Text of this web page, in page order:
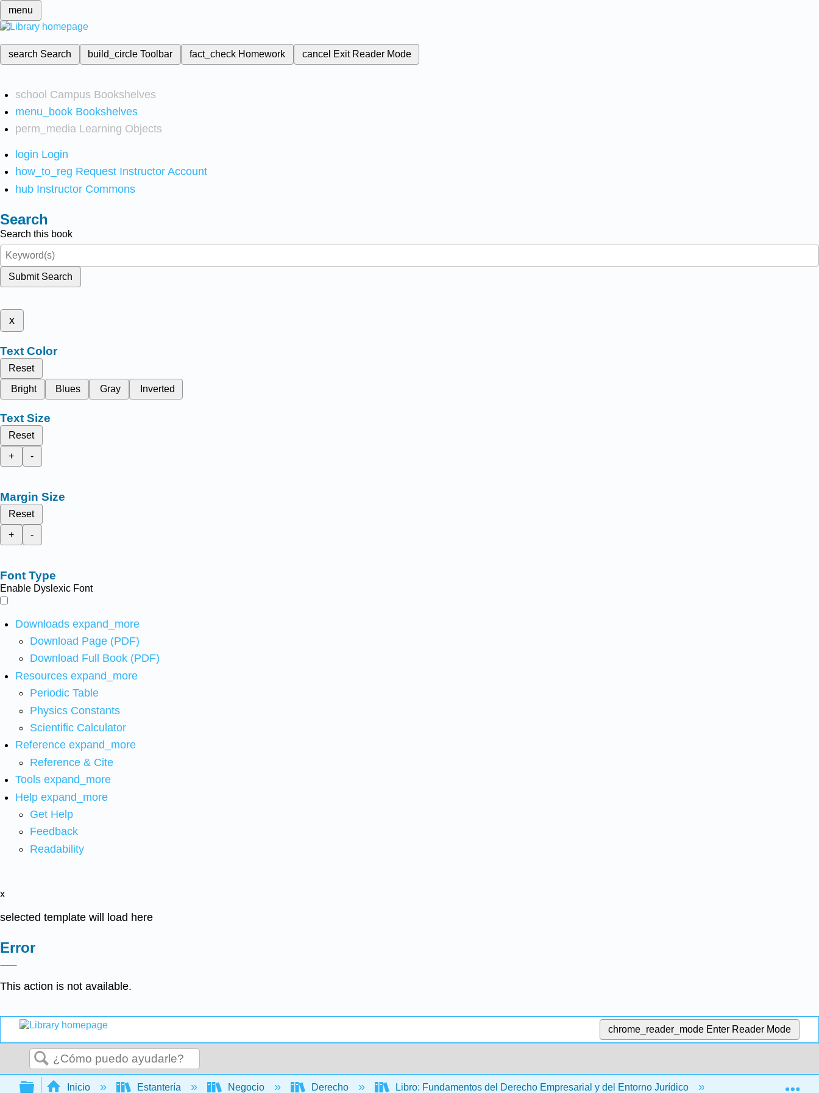
menu
search Search build_circleToolbar fact_check Homework cancel Exit Reader Mode
school Campus Bookshelves
menu_book Bookshelves
perm_media Learning Objects
login Login
how_to_reg Request Instructor Account
hub Instructor Commons
Search
Search this book
Submit Search
x
Text Color
Reset
Bright
Blues Gray Inverted
Text Size
Reset
+
-
Margin Size
Reset
+
-
Font Type
Enable Dyslexic Font
Downloads expand_more
Download Page (PDF)
Download Full Book (PDF)
Resources expand_more
Periodic Table
Physics Constants
Scientific Calculator
Reference expand_more
Reference & Cite
Tools expand_more
Help expand_more
Get Help
Feedback
Readability
x
selected template will load here
Error
This action is not available.
chrome_reader_mode Enter Reader Mode
Buscar
Expandir/contraer jerarquía global
Inicio Estantería Negocio Derecho Libro: Fundamentos del Derecho Empresarial y del Entorno Jurídico 27: Prácticas